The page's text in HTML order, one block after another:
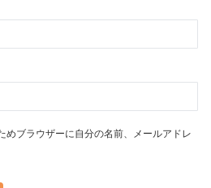
めブラウザーに自分の名前、メールアドレ